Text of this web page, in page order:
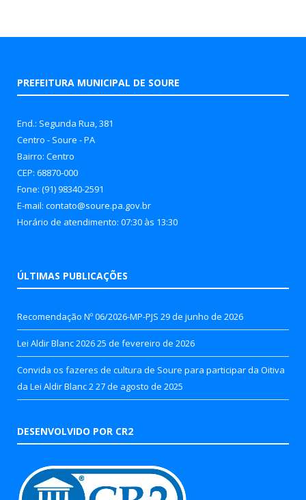
PREFEITURA MUNICIPAL DE SOURE
End.: Segunda Rua, 381
Centro - Soure - PA
Bairro: Centro
CEP: 68870-000
Fone: (91) 98340-2591
E-mail: contato@soure.pa.gov.br
Horário de atendimento: 07:30 às 13:30
ÚLTIMAS PUBLICAÇÕES
Recomendação Nº 06/2026-MP-PJS 29 de junho de 2026
Lei Aldir Blanc 202625 de fevereiro de 2026
Convida os fazeres de cultura de Soure para participar da Oitiva
da Lei Aldir Blanc 2 27 de agosto de 2025
DESENVOLVIDO POR CR2